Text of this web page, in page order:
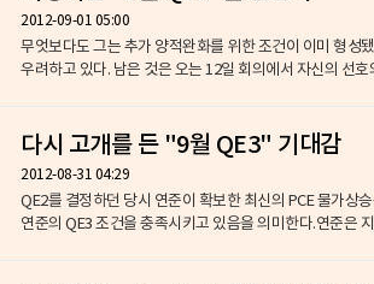
2012-09-01 05:00
무엇보다도 그는 추가 양적완화를 위한 조건이 이미 형성
우려하고 있다. 남은 것은 오는 12일 회의에서 자신의 선호
다시 고개를 든 "9월 QE3" 기대감
2012-08-31 04:29
QE2를 결정하던 당시 연준이 확보한 최신의 PCE 물가상
연준의 QE3 조건을 충족시키고 있음을 의미한다.연준은